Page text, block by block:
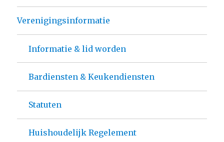
Verenigingsinformatie
Informatie & lid worden
Bardiensten & Keukendiensten
Statuten
Huishoudelijk Regelement